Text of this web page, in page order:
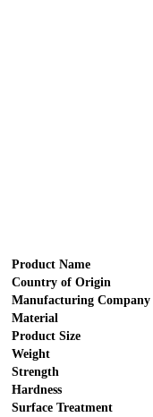
Product Name
Country of Origin
Manufacturing Company
Material
Product Size
Weight
Strength
Hardness
Surface Treatment